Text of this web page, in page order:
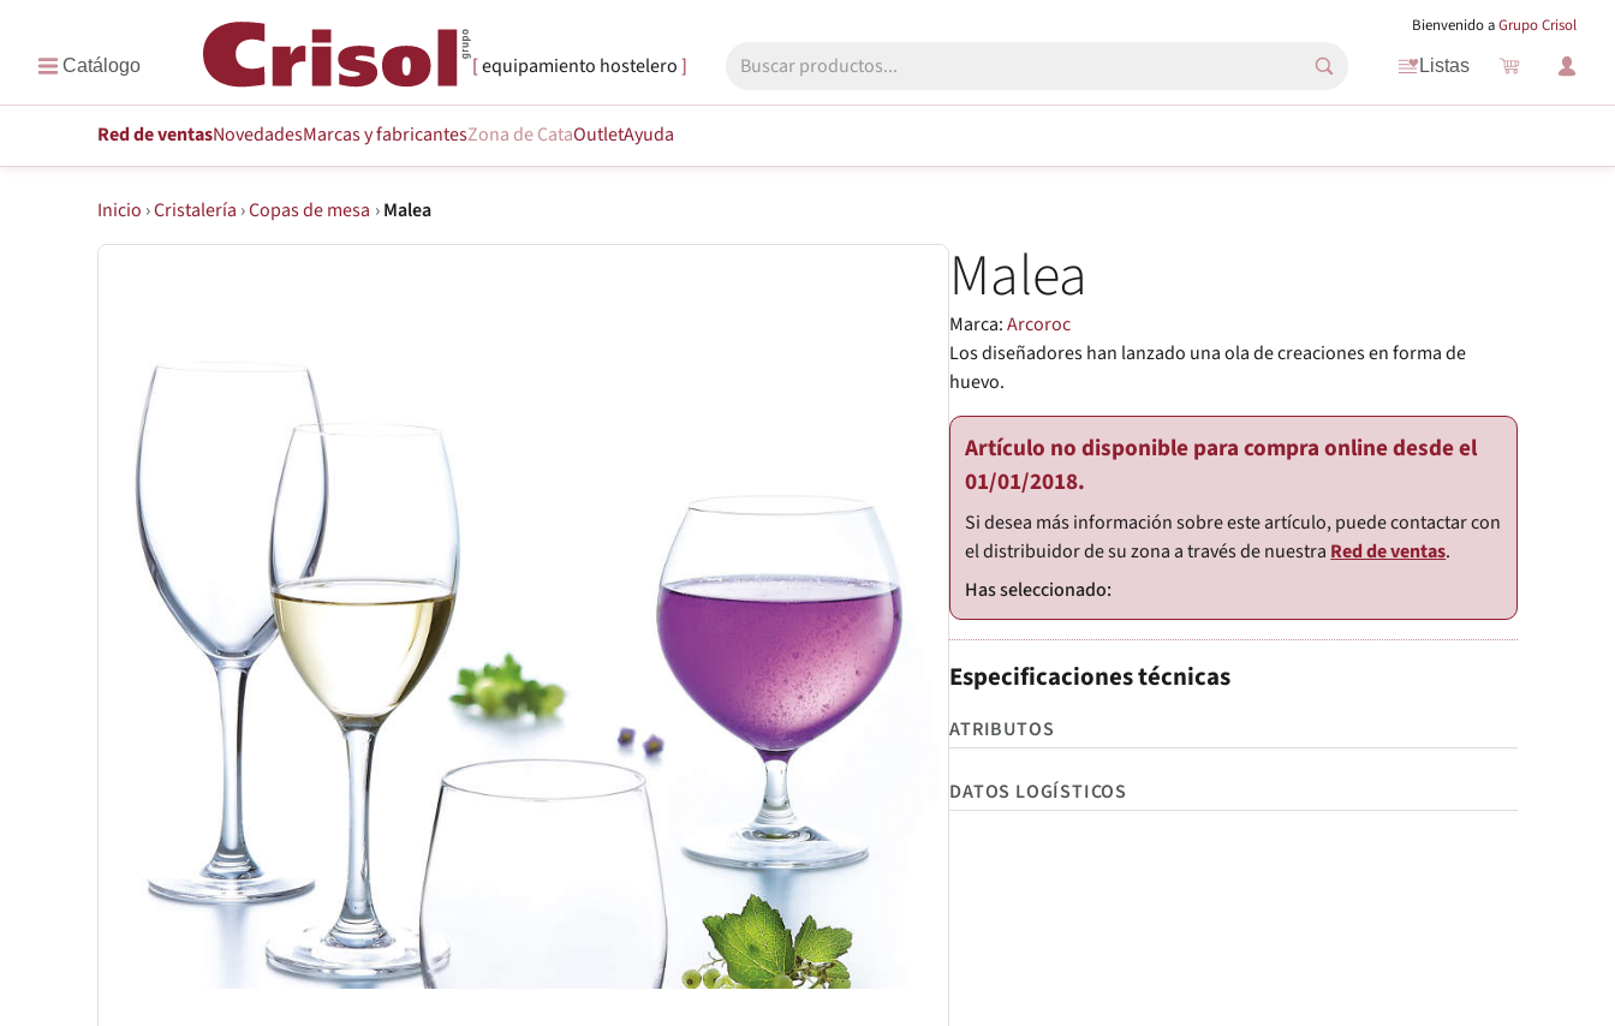
Bienvenido aGrupo Crisol
equipamiento hostelero Listas
Red de ventasNovedadesMarcasy fabricantesZona de CataOutletAyuda
Inicio ›Cristalería ›Copas de mesa › Malea
Malea
Marca:Arcoroc
Los diseñadores han lanzado una ola de creaciones en forma de
huevo.
Artículo no disponible para compra online desde el
01/01/2018.
Si desea más información sobre este artículo, puede contactar con
el distribuidor de su zona a través de nuestra Red de ventas.
Especificaciones técnicas
ATRIBUTOS
DATOS LOGÍSTICOS